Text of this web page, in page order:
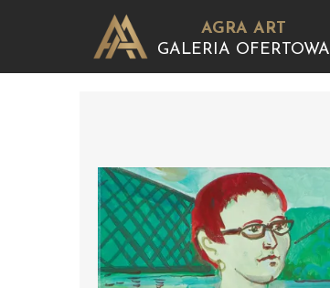
AGRA ART
GALERIA OFERTOWA